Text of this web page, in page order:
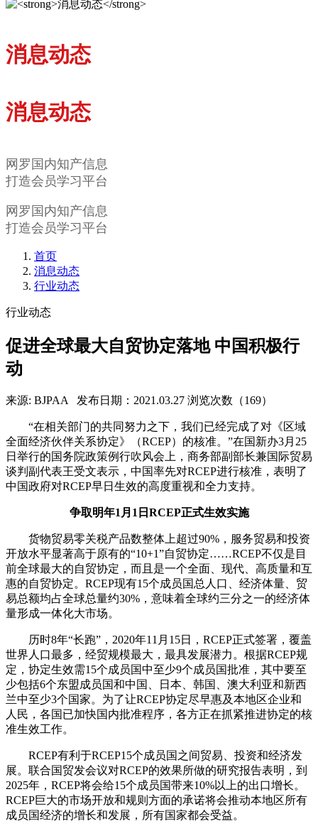
消息动态
消息动态
网罗国内知产信息
打造会员学习平台
网罗国内知产信息
打造会员学习平台
首页
消息动态
行业动态
行业动态
促进全球最大自贸协定落地 中国积极行
动
来源: BJPAA 发布日期：2021.03.27 浏览次数（169）
“在相关部门的共同努力之下，我们已经完成了对《区域
全面经济伙伴关系协定》（RCEP）的核准。”在国新办3月25
日举行的国务院政策例行吹风会上，商务部副部长兼国际贸易
谈判副代表王受文表示，中国率先对RCEP进行核准，表明了
中国政府对RCEP早日生效的高度重视和全力支持。
争取明年1月1日RCEP正式生效实施
货物贸易零关税产品数整体上超过90%，服务贸易和投资
开放水平显著高于原有的“10+1”自贸协定……RCEP不仅是目
前全球最大的自贸协定，而且是一个全面、现代、高质量和互
惠的自贸协定。RCEP现有15个成员国总人口、经济体量、贸
易总额均占全球总量约30%，意味着全球约三分之一的经济体
量形成一体化大市场。
历时8年“长跑”，2020年11月15日，RCEP正式签署，覆盖
世界人口最多，经贸规模最大，最具发展潜力。根据RCEP规
定，协定生效需15个成员国中至少9个成员国批准，其中要至
少包括6个东盟成员国和中国、日本、韩国、澳大利亚和新西
兰中至少3个国家。为了让RCEP协定尽早惠及本地区企业和
人民，各国已加快国内批准程序，各方正在抓紧推进协定的核
准生效工作。
RCEP有利于RCEP15个成员国之间贸易、投资和经济发
展。联合国贸发会议对RCEP的效果所做的研究报告表明，到
2025年，RCEP将会给15个成员国带来10%以上的出口增长。
RCEP巨大的市场开放和规则方面的承诺将会推动本地区所有
成员国经济的增长和发展，所有国家都会受益。